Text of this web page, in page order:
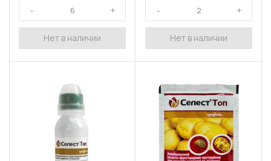
Нет в наличии Нет в наличии